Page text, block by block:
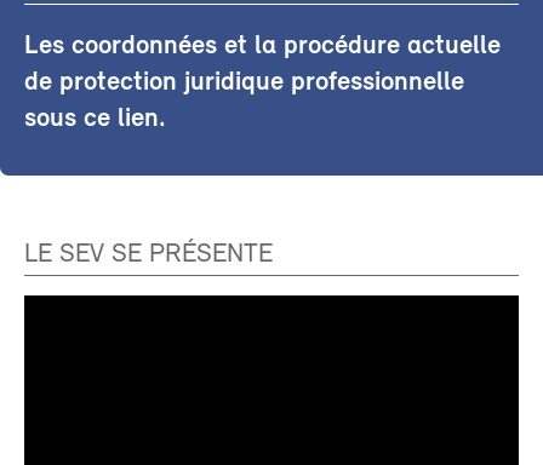
Les coordonnées et la procédure actuelle
de protection juridique professionnelle
sous ce lien.
LE SEV SE PRÉSENTE